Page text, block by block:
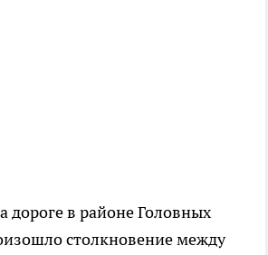
дороге в районе Головных
столкновение между